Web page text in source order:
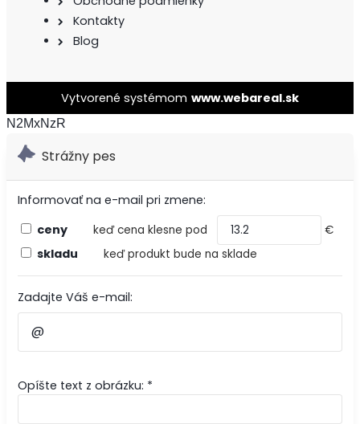
Kontakty
Blog
Vytvorené systémom www.webareal.sk
N2MxNzR
Strážny pes
Informovať na e-mail pri zmene:
ceny
keď cena klesne pod €
skladu keď produkt bude na sklade
Zadajte Váš e-mail:
Opíšte text z obrázku: *